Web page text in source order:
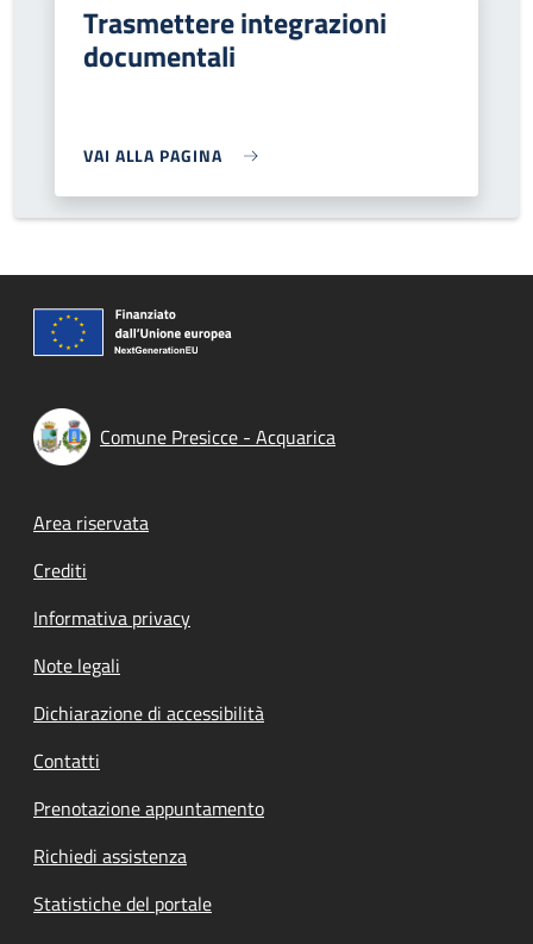
Trasmettere integrazioni
documentali
VAI ALLA PAGINA
Comune Presicce - Acquarica
Footer menu
Area riservata
Crediti
Informativa privacy
Note legali
Dichiarazione di accessibilità
Contatti
Prenotazione appuntamento
Richiedi assistenza
Statistiche del portale